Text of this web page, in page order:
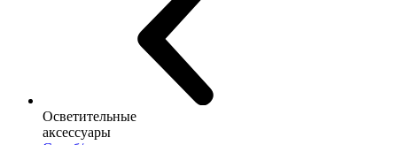
Осветительные
аксессуары